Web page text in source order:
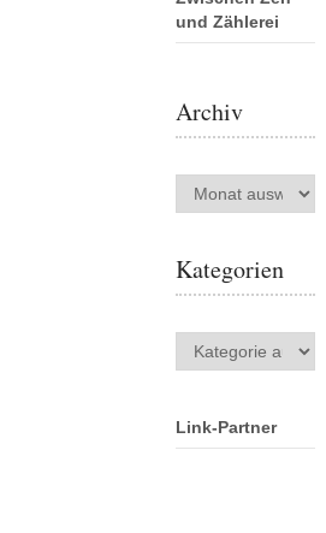
und Zählerei
Archiv
Archiv
Kategorien
Kategorien
Link-Partner